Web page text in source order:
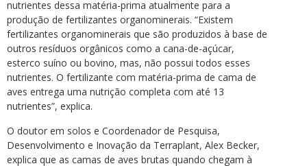
nutrientes dessa matéria-prima atualmente para a
produção de fertilizantes organominerais. “Existem
fertilizantes organominerais que são produzidos à base de
outros resíduos orgânicos como a cana-de-açúcar,
esterco suíno ou bovino, mas, não possui todos esses
nutrientes. O fertilizante com matéria-prima de cama de
aves entrega uma nutrição completa com até 13
nutrientes”, explica.
O doutor em solos e Coordenador de Pesquisa,
Desenvolvimento e Inovação da Terraplant, Alex Becker,
explica que as camas de aves brutas quando chegam à